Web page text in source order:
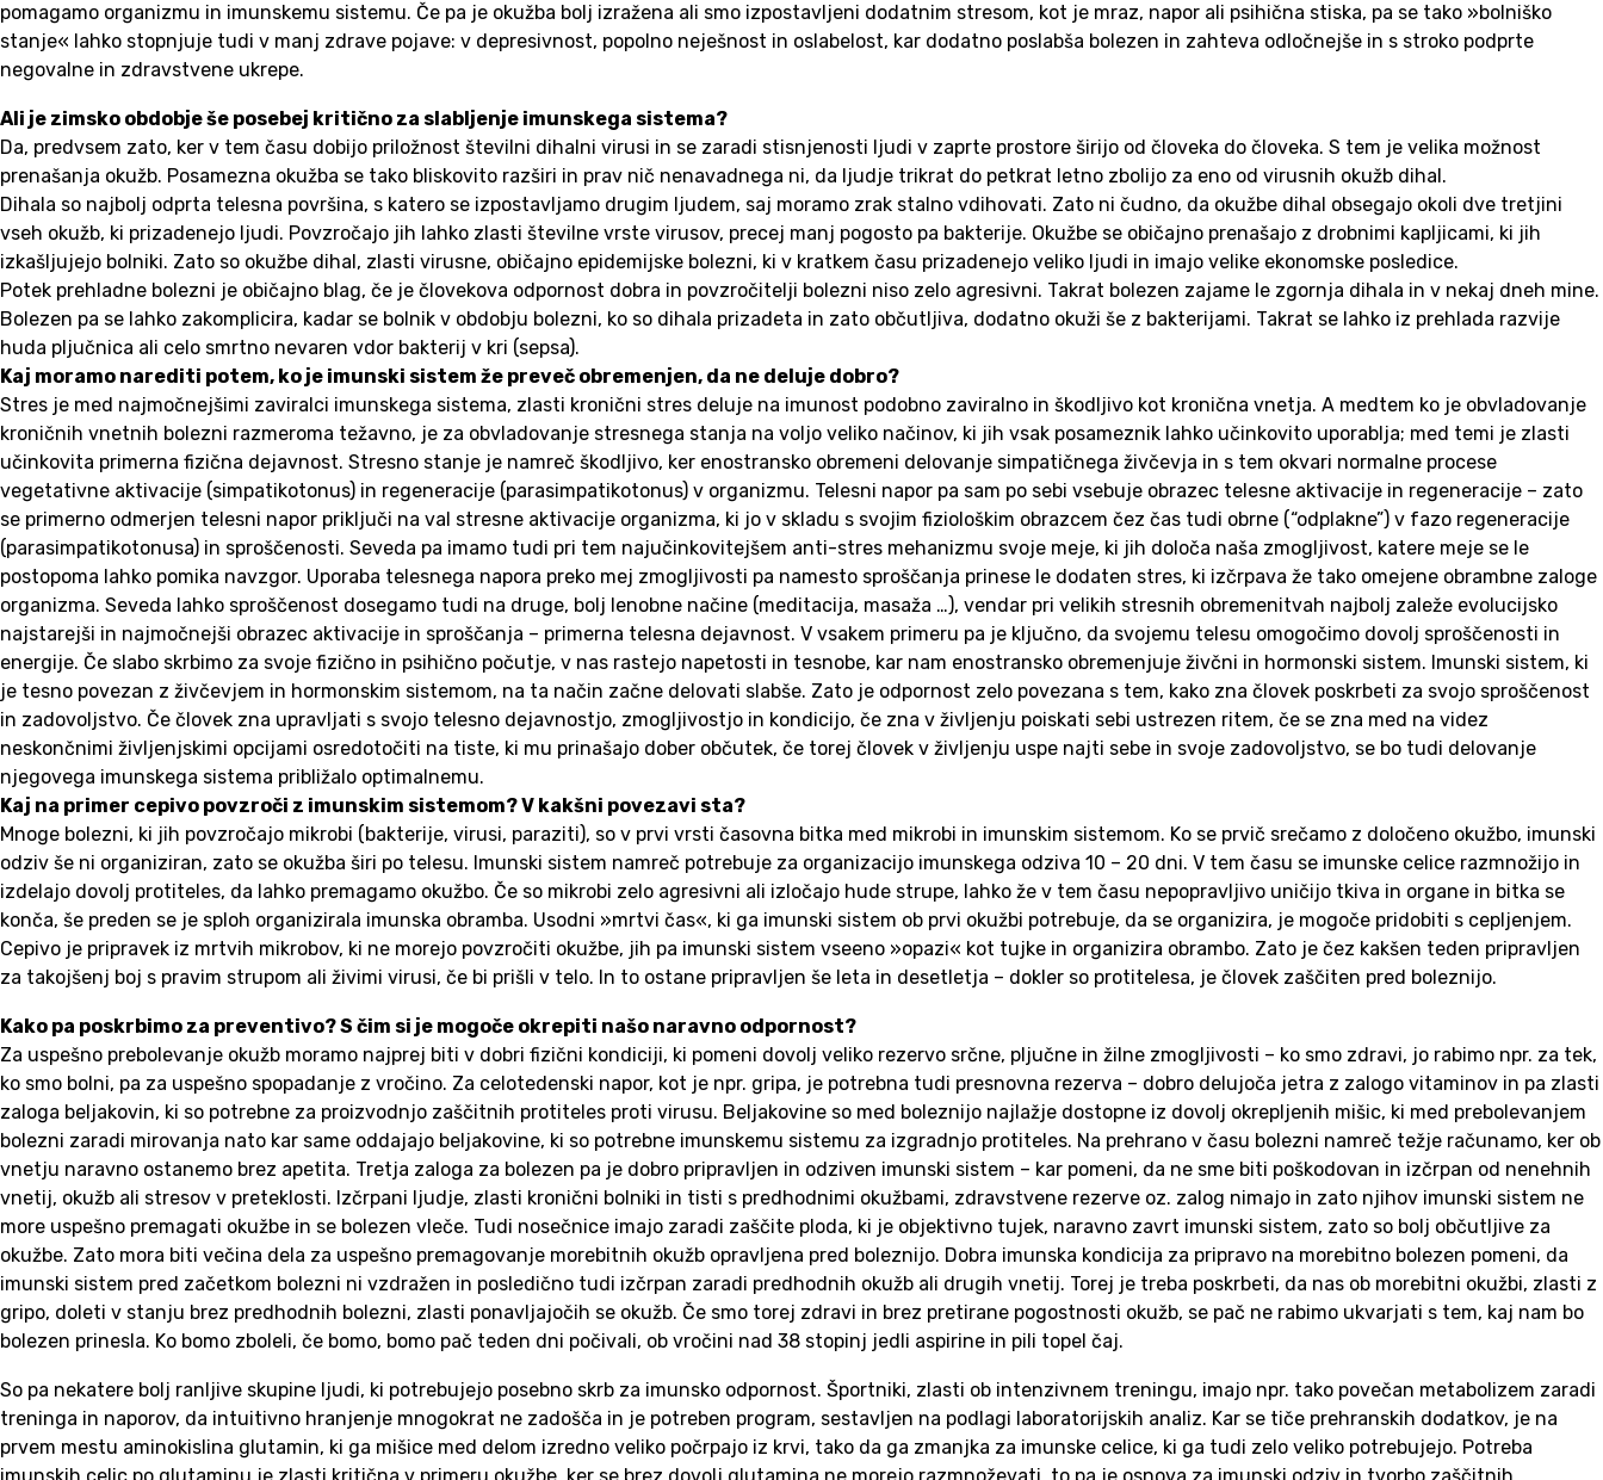
pomagamo organizmu in imunskemu sistemu. Če pa je okužba bolj izražena ali smo izpostavljeni dodatnim stresom, kot je mraz, napor ali psihična stiska, pa se tako »bolniško
stanje« lahko stopnjuje tudi v manj zdrave pojave: v depresivnost, popolno neješnost in oslabelost, kar dodatno poslabša bolezen in zahteva odločnejše in s stroko podprte
negovalne in zdravstvene ukrepe.
Ali je zimsko obdobje še posebej kritično za slabljenje imunskega sistema?
Da, predvsem zato, ker v tem času dobijo priložnost številni dihalni virusi in se zaradi stisnjenosti ljudi v zaprte prostore širijo od človeka do človeka. S tem je velika možnost
prenašanja okužb. Posamezna okužba se tako bliskovito razširi in prav nič nenavadnega ni, da ljudje trikrat do petkrat letno zbolijo za eno od virusnih okužb dihal.
Dihala so najbolj odprta telesna površina, s katero se izpostavljamo drugim ljudem, saj moramo zrak stalno vdihovati. Zato ni čudno, da okužbe dihal obsegajo okoli dve tretjini
vseh okužb, ki prizadenejo ljudi. Povzročajo jih lahko zlasti številne vrste virusov, precej manj pogosto pa bakterije. Okužbe se običajno prenašajo z drobnimi kapljicami, ki jih
izkašljujejo bolniki. Zato so okužbe dihal, zlasti virusne, običajno epidemijske bolezni, ki v kratkem času prizadenejo veliko ljudi in imajo velike ekonomske posledice.
Potek prehladne bolezni je običajno blag, če je človekova odpornost dobra in povzročitelji bolezni niso zelo agresivni. Takrat bolezen zajame le zgornja dihala in v nekaj dneh mine.
Bolezen pa se lahko zakomplicira, kadar se bolnik v obdobju bolezni, ko so dihala prizadeta in zato občutljiva, dodatno okuži še z bakterijami. Takrat se lahko iz prehlada razvije
huda pljučnica ali celo smrtno nevaren vdor bakterij v kri (sepsa).
Kaj moramo narediti potem, ko je imunski sistem že preveč obremenjen, da ne deluje dobro?
Stres je med najmočnejšimi zaviralci imunskega sistema, zlasti kronični stres deluje na imunost podobno zaviralno in škodljivo kot kronična vnetja. A medtem ko je obvladovanje
kroničnih vnetnih bolezni razmeroma težavno, je za obvladovanje stresnega stanja na voljo veliko načinov, ki jih vsak posameznik lahko učinkovito uporablja; med temi je zlasti
učinkovita primerna fizična dejavnost. Stresno stanje je namreč škodljivo, ker enostransko obremeni delovanje simpatičnega živčevja in s tem okvari normalne procese
vegetativne aktivacije (simpatikotonus) in regeneracije (parasimpatikotonus) v organizmu. Telesni napor pa sam po sebi vsebuje obrazec telesne aktivacije in regeneracije – zato
se primerno odmerjen telesni napor priključi na val stresne aktivacije organizma, ki jo v skladu s svojim fiziološkim obrazcem čez čas tudi obrne (“odplakne”) v fazo regeneracije
(parasimpatikotonusa) in sproščenosti. Seveda pa imamo tudi pri tem najučinkovitejšem anti-stres mehanizmu svoje meje, ki jih določa naša zmogljivost, katere meje se le
postopoma lahko pomika navzgor. Uporaba telesnega napora preko mej zmogljivosti pa namesto sproščanja prinese le dodaten stres, ki izčrpava že tako omejene obrambne zaloge
organizma. Seveda lahko sproščenost dosegamo tudi na druge, bolj lenobne načine (meditacija, masaža …), vendar pri velikih stresnih obremenitvah najbolj zaleže evolucijsko
najstarejši in najmočnejši obrazec aktivacije in sproščanja – primerna telesna dejavnost. V vsakem primeru pa je ključno, da svojemu telesu omogočimo dovolj sproščenosti in
energije. Če slabo skrbimo za svoje fizično in psihično počutje, v nas rastejo napetosti in tesnobe, kar nam enostransko obremenjuje živčni in hormonski sistem. Imunski sistem, ki
je tesno povezan z živčevjem in hormonskim sistemom, na ta način začne delovati slabše. Zato je odpornost zelo povezana s tem, kako zna človek poskrbeti za svojo sproščenost
in zadovoljstvo. Če človek zna upravljati s svojo telesno dejavnostjo, zmogljivostjo in kondicijo, če zna v življenju poiskati sebi ustrezen ritem, če se zna med na videz
neskončnimi življenjskimi opcijami osredotočiti na tiste, ki mu prinašajo dober občutek, če torej človek v življenju uspe najti sebe in svoje zadovoljstvo, se bo tudi delovanje
njegovega imunskega sistema približalo optimalnemu.
Kaj na primer cepivo povzroči z imunskim sistemom? V kakšni povezavi sta?
Mnoge bolezni, ki jih povzročajo mikrobi (bakterije, virusi, paraziti), so v prvi vrsti časovna bitka med mikrobi in imunskim sistemom. Ko se prvič srečamo z določeno okužbo, imunski
odziv še ni organiziran, zato se okužba širi po telesu. Imunski sistem namreč potrebuje za organizacijo imunskega odziva 10 – 20 dni. V tem času se imunske celice razmnožijo in
izdelajo dovolj protiteles, da lahko premagamo okužbo. Če so mikrobi zelo agresivni ali izločajo hude strupe, lahko že v tem času nepopravljivo uničijo tkiva in organe in bitka se
konča, še preden se je sploh organizirala imunska obramba. Usodni »mrtvi čas«, ki ga imunski sistem ob prvi okužbi potrebuje, da se organizira, je mogoče pridobiti s cepljenjem.
Cepivo je pripravek iz mrtvih mikrobov, ki ne morejo povzročiti okužbe, jih pa imunski sistem vseeno »opazi« kot tujke in organizira obrambo. Zato je čez kakšen teden pripravljen
za takojšenj boj s pravim strupom ali živimi virusi, če bi prišli v telo. In to ostane pripravljen še leta in desetletja – dokler so protitelesa, je človek zaščiten pred boleznijo.
Kako pa poskrbimo za preventivo? S čim si je mogoče okrepiti našo naravno odpornost?
Za uspešno prebolevanje okužb moramo najprej biti v dobri fizični kondiciji, ki pomeni dovolj veliko rezervo srčne, pljučne in žilne zmogljivosti – ko smo zdravi, jo rabimo npr. za tek,
ko smo bolni, pa za uspešno spopadanje z vročino. Za celotedenski napor, kot je npr. gripa, je potrebna tudi presnovna rezerva – dobro delujoča jetra z zalogo vitaminov in pa zlasti
zaloga beljakovin, ki so potrebne za proizvodnjo zaščitnih protiteles proti virusu. Beljakovine so med boleznijo najlažje dostopne iz dovolj okrepljenih mišic, ki med prebolevanjem
bolezni zaradi mirovanja nato kar same oddajajo beljakovine, ki so potrebne imunskemu sistemu za izgradnjo protiteles. Na prehrano v času bolezni namreč težje računamo, ker ob
vnetju naravno ostanemo brez apetita. Tretja zaloga za bolezen pa je dobro pripravljen in odziven imunski sistem – kar pomeni, da ne sme biti poškodovan in izčrpan od nenehnih
vnetij, okužb ali stresov v preteklosti. Izčrpani ljudje, zlasti kronični bolniki in tisti s predhodnimi okužbami, zdravstvene rezerve oz. zalog nimajo in zato njihov imunski sistem ne
more uspešno premagati okužbe in se bolezen vleče. Tudi nosečnice imajo zaradi zaščite ploda, ki je objektivno tujek, naravno zavrt imunski sistem, zato so bolj občutljive za
okužbe. Zato mora biti večina dela za uspešno premagovanje morebitnih okužb opravljena pred boleznijo. Dobra imunska kondicija za pripravo na morebitno bolezen pomeni, da
imunski sistem pred začetkom bolezni ni vzdražen in posledično tudi izčrpan zaradi predhodnih okužb ali drugih vnetij. Torej je treba poskrbeti, da nas ob morebitni okužbi, zlasti z
gripo, doleti v stanju brez predhodnih bolezni, zlasti ponavljajočih se okužb. Če smo torej zdravi in brez pretirane pogostnosti okužb, se pač ne rabimo ukvarjati s tem, kaj nam bo
bolezen prinesla. Ko bomo zboleli, če bomo, bomo pač teden dni počivali, ob vročini nad 38 stopinj jedli aspirine in pili topel čaj.
So pa nekatere bolj ranljive skupine ljudi, ki potrebujejo posebno skrb za imunsko odpornost. Športniki, zlasti ob intenzivnem treningu, imajo npr. tako povečan metabolizem zaradi
treninga in naporov, da intuitivno hranjenje mnogokrat ne zadošča in je potreben program, sestavljen na podlagi laboratorijskih analiz. Kar se tiče prehranskih dodatkov, je na
prvem mestu aminokislina glutamin, ki ga mišice med delom izredno veliko počrpajo iz krvi, tako da ga zmanjka za imunske celice, ki ga tudi zelo veliko potrebujejo. Potreba